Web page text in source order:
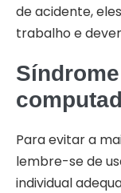
de acidente,
trabalho e
Para evitar a
lembre-se de
individual